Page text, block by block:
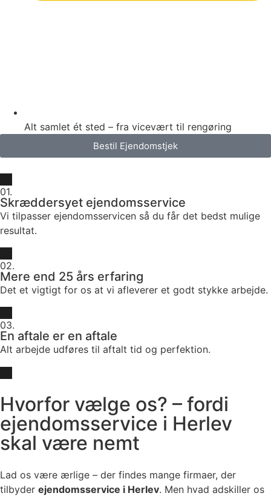
Alt samlet ét sted – fra vicevært til rengøring
Bestil Ejendomstjek
01.
Skræddersyet ejendomsservice
Vi tilpasser ejendomsservicen så du får det bedst mulige
resultat.
02.
Mere end 25 års erfaring
Det et vigtigt for os at vi afleverer et godt stykke arbejde.
03.
En aftale er en aftale
Alt arbejde udføres til aftalt tid og perfektion.
Hvorfor vælge os? – fordi
ejendomsservice i Herlev
skal være nemt
Lad os være ærlige – der findes mange firmaer, der
tilbyder ejendomsservice i Herlev. Men hvad adskiller os